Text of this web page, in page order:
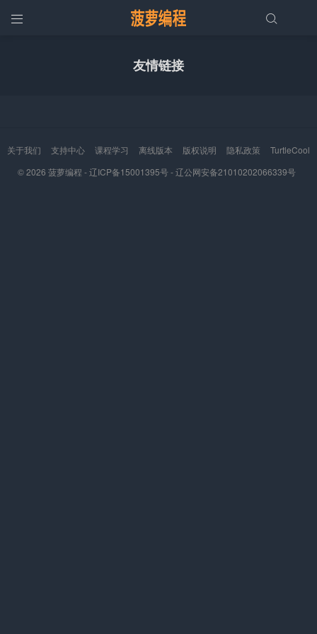
 
友情链接
关于我们 支持中心 课程学习 离线版本 版权说明 隐私政策
TurtleCool
© 2026 菠萝编程 -辽ICP备15001395号-辽公网安备21010202066339号